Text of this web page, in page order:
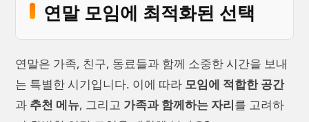
연말 모임에 최적화된 선택
연말은 가족, 친구, 동료들과 함께 소중한 시간을 보내
는 특별한 시기입니다. 이에 따라 모임에 적합한 공간
과 추천 메뉴, 그리고 가족과 함께하는 자리를 고려하